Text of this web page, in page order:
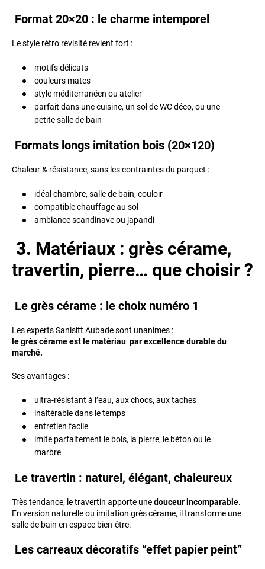
Format 20×20 : le charme intemporel
Le style rétro revisité revient fort :
motifs délicats
couleurs mates
style méditerranéen ou atelier
parfait dans une cuisine, un sol de WC déco, ou une
petite salle de bain
Formats longs imitation bois (20×120)
Chaleur & résistance, sans les contraintes du parquet :
idéal chambre, salle de bain, couloir
compatible chauffage au sol
ambiance scandinave ou japandi
3. Matériaux : grès cérame,
travertin, pierre… que choisir ?
Le grès cérame : le choix numéro 1
Les experts Sanisitt Aubade sont unanimes :
le grès cérame est le matériau par excellence durable du
marché.
Ses avantages :
ultra-résistant à l’eau, aux chocs, aux taches
inaltérable dans le temps
entretien facile
imite parfaitement le bois, la pierre, le béton ou le
marbre
Le travertin : naturel, élégant, chaleureux
Très tendance, le travertin apporte unedouceur incomparable.
En version naturelle ou imitation grès cérame, il transforme une
salle de bain en espace bien-être.
Les carreaux décoratifs “effet papier peint”